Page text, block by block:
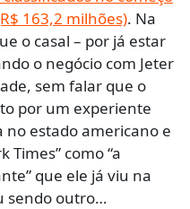
163,2 milhões). Na
o casal – por já estar
o negócio com Jeter
sem falar que o
por um experiente
estado americano e
Times” como “a
que ele já viu na
sendo outro…